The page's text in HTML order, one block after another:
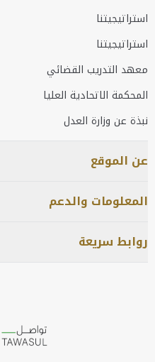
استراتيجيتنا
استراتيجيتنا
معهد التدريب القضائي
المحكمة الاتحادية العليا
نبذة عن وزارة العدل
عن الموقع
المعلومات والدعم
روابط سريعة